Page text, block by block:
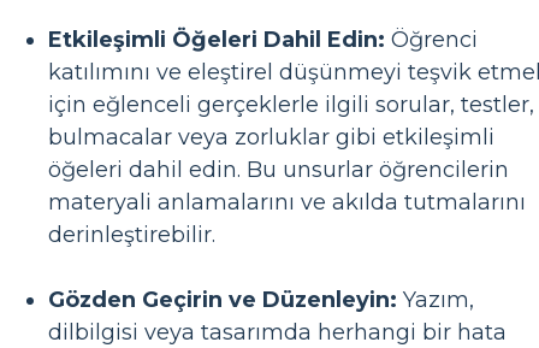
Etkileşimli Öğeleri Dahil Edin: Öğrenci
katılımını ve eleştirel düşünmeyi teşvik
için eğlenceli gerçeklerle ilgili sorular, testler,
bulmacalar veya zorluklar gibi etkileşimli
öğeleri dahil edin. Bu unsurlar öğrencilerin
materyali anlamalarını ve akılda tutmalarını
derinleştirebilir.
Gözden Geçirin ve Düzenleyin: Yazım,
dilbilgisi veya tasarımda herhangi bir hata